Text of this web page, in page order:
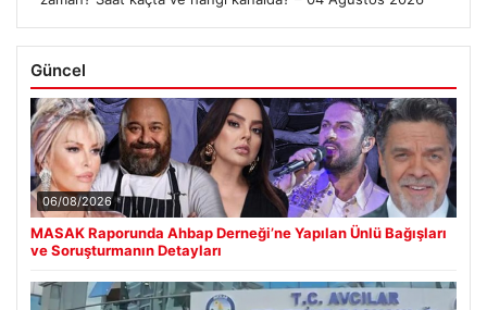
Güncel
06/08/2026
MASAK Raporunda Ahbap Derneği’ne Yapılan Ünlü Bağışları
ve Soruşturmanın Detayları